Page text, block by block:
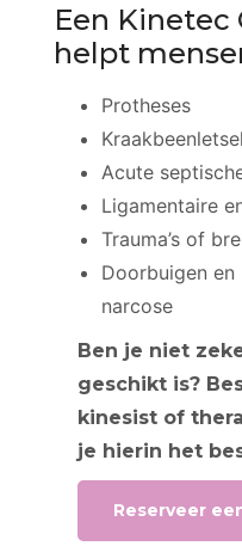
Een Kinetec
helpt
Protheses
Acute
Ligamentaire
Trauma’s of
Doorbuigen
narcose
Ben je niet
geschikt is?
kinesist of
je hierin het
Reserveer